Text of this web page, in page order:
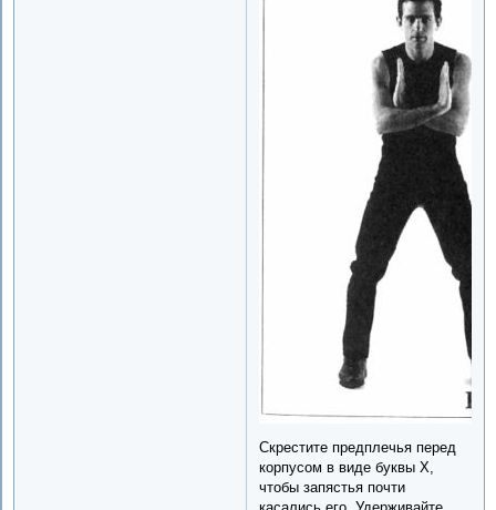
Скрестите предплечья перед
корпусом в виде буквы X,
чтобы запястья почти